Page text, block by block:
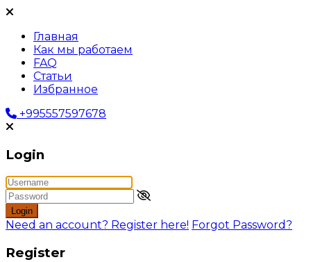
Главная
Как мы работаем
FAQ
Статьи
Избранное
+995557597678
Login
Login
Need an account? Register here! Forgot Password?
Register